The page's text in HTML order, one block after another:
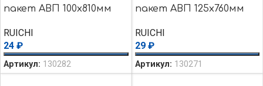
пакет АВП 100х810мм
RUICHI
24 ₽
Артикул: 130282
пакет АВП 125х760мм
RUICHI
29 ₽
Артикул: 130271